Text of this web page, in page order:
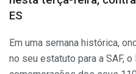
ES
Em uma semana histórica,
no seu estatuto para a SAF,